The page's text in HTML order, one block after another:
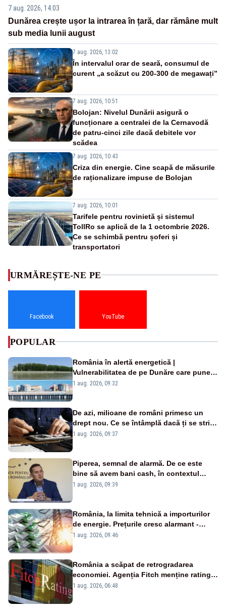
7 aug. 2026, 14:03
Dunărea crește ușor la intrarea în țară, dar rămâne mult
sub media lunii august
7 aug. 2026, 13:02
În intervalul orar de seară, consumul de
curent „a scăzut cu 200-300 de megawați”
7 aug. 2026, 10:51
Bolojan: Nivelul Dunării asigură o
funcționare a centralei de la Cernavodă
de patru-cinci zile dacă debitele vor
scădea
7 aug. 2026, 10:43
Criza din energie. Cine scapă de măsurile
de raționalizare impuse de Bolojan
7 aug. 2026, 10:01
Tarifele pentru rovinietă și sistemul
TollRo se aplică de la 1 octombrie 2026.
Ce se schimbă pentru șoferi și
transportatori
URMĂREȘTE-NE PE
Facebook YouTube
POPULAR
România în alertă energetică |
Vulnerabilitatea de pe Dunăre care pune
în pericol Centrala Cernavodă era
1 aug. 2026, 09:32
De azi, milioane de români primesc un
drept nou. Ce se întâmplă dacă ți se strică
un produs
1 aug. 2026, 09:37
Piperea, semnal de alarmă. De ce este
bine să avem bani cash, în contextul
alertei energetice?
1 aug. 2026, 09:39
România, la limita tehnică a importurilor
de energie. Prețurile cresc alarmant -
Analiză Realitatea Plus
1 aug. 2026, 09:46
România a scăpat de retrogradarea
economiei. Agenția Fitch menține ratingul
„BBB-” cu perspectivă negativă
1 aug. 2026, 06:48